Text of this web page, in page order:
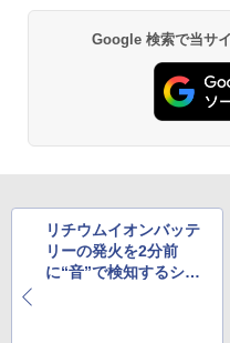
Google 検索で当サ
リチウムイオンバッテ
リーの発火を2分前
に“音”で検知するシス